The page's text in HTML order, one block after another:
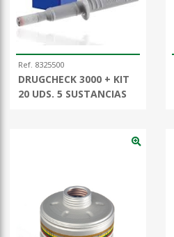
Ref. 8325500
DRUGCHECK 3000 + KIT
20 UDS. 5 SUSTANCIAS